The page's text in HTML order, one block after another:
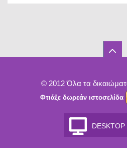
© 2012 Όλα τα
Φτιάξε δωρεάν ιστοσελίδα